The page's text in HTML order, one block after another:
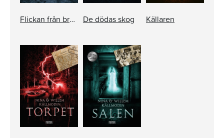
Flickan från brunnen De dödas skog Källaren